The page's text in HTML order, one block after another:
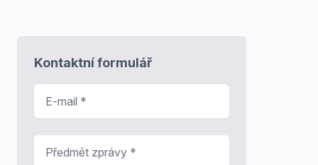
Kontaktní formulář